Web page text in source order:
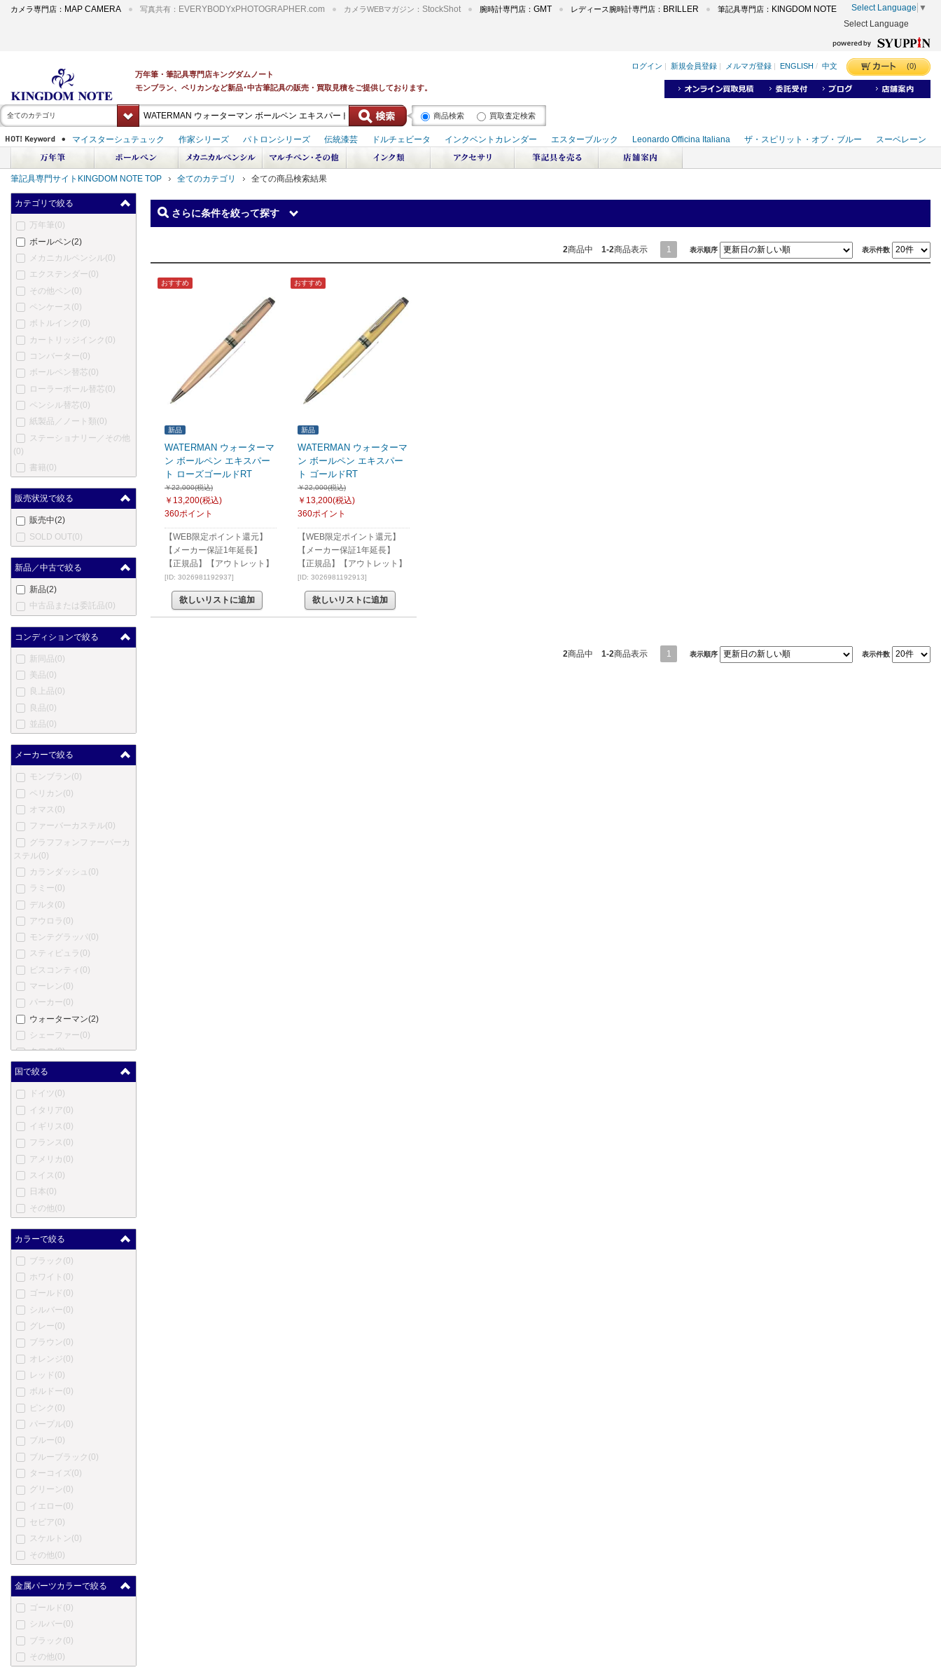
カメラ専門店： MAP CAMERA 写真共有： EVERYBODYxPHOTOGRAPHER.com カメラWEBマガジン： StockShot 腕時計専門店： GMT レディース腕時計専門店： BRILLER 筆記具専門店： KINGDOM NOTE Select Language ▼
Select Language
全てのカテゴリ 商品検索 買取査定検索
筆記具専門サイトKINGDOM NOTE TOP 全てのカテゴリ 全ての商品検索結果
さらに条件を絞って探す
2商品中 1-2商品表示 1 表示順序 表示件数
新品
おすすめ
WATERMAN ウォーターマ
ン ボールペン エキスパー
ト ローズゴールドRT
￥22,000(税込)
￥13,200(税込)
360ポイント
【WEB限定ポイント還元】
【メーカー保証1年延長】
【正規品】【アウトレット】
[ID: 3026981192937]
欲しいリストに追加
新品
おすすめ
WATERMAN ウォーターマ
ン ボールペン エキスパー
ト ゴールドRT
￥22,000(税込)
￥13,200(税込)
360ポイント
【WEB限定ポイント還元】
【メーカー保証1年延長】
【正規品】【アウトレット】
[ID: 3026981192913]
欲しいリストに追加
2商品中 1-2商品表示 1 表示順序 表示件数
カテゴリで絞る
万年筆 (0)
ボールペン(2)
メカニカルペンシル(0)
エクステンダー(0)
その他ペン (0)
ペンケース (0)
ボトルインク (0)
カートリッジインク (0)
コンバーター(0)
ボールペン替芯(0)
ローラーボール替芯(0)
ペンシル替芯(0)
紙製品／ノート類(0)
ステーショナリー／その他
(0)
書籍(0)
販売状況で絞る
販売中(2)
SOLD OUT(0)
新品／中古で絞る
新品(2)
中古品または委託品(0)
コンディションで絞る
新同品(0)
美品(0)
良上品(0)
良品(0)
並品(0)
メーカーで絞る
モンブラン (0)
ペリカン (0)
オマス (0)
ファーバーカステル(0)
グラフフォンファーバーカ
ステル(0)
カランダッシュ (0)
ラミー(0)
デルタ (0)
アウロラ (0)
モンテグラッパ(0)
スティピュラ (0)
ビスコンティ (0)
マーレン (0)
パーカー(0)
ウォーターマン(2)
シェーファー(0)
クロス(0)
モンテベルデ
ヤード・オ・レッド(0)
カルティエ (0)
コンウェイ・スチュワート
(0)
ダンヒル
エバーシャープ
セーラー(0)
パイロット
プラチナ (0)
カトウセイサクショ
丸善(0)
中屋万年筆(0)
酒井栄助(0)
川窪万年筆(0)
アクメ (0)
あかしや(0)
アキュラ(0)
オートポイント
バヤード(0)
ベクスレー
ブレイリオ (0)
バーバーリー(0)
ブルガリ (0)
カンポマルツィオ
カーター(0)
ショーメ (0)
クリスチャン・ディオール
クレオ スクリベント
笑暮屋(0)
国で絞る
ドイツ (0)
イタリア(0)
イギリス (0)
フランス (0)
アメリカ (0)
スイス (0)
日本(0)
その他(0)
カラーで絞る
ブラック (0)
ホワイト (0)
ゴールド (0)
シルバー(0)
グレー(0)
ブラウン (0)
オレンジ(0)
レッド (0)
ボルドー(0)
ピンク (0)
パープル(0)
ブルー(0)
ブルーブラック (0)
ターコイズ(0)
グリーン (0)
イエロー(0)
セピア(0)
スケルトン (0)
その他(0)
金属パーツカラーで絞る
ゴールド (0)
シルバー(0)
ブラック (0)
その他(0)